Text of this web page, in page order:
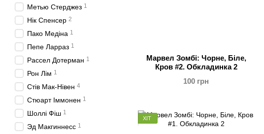
Марвел Зомбі: Чорне, Біле,
Кров #2. Обкладинка 2
100 грн
ХІТ
Метью Стерджез 1
Нік Спенсер 2
Пако Медіна 1
Пепе Ларраз 1
Рассел Дотерман 1
Рон Лім 1
Стів Мак-Нівен 4
Стюарт Іммонен 1
Шоллі Фіш 1
Эд Макгиннесс 1